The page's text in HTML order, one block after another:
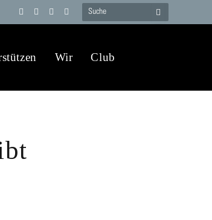
TelegramYouTube
X
WhatsApp
Wir Club